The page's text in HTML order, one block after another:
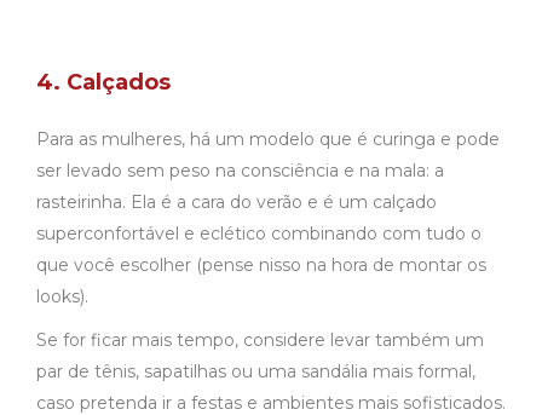
4. Calçados
Para as mulheres, há um modelo que é curinga e pode
ser levado sem peso na consciência e na mala: a
rasteirinha. Ela é a cara do verão e é um calçado
superconfortável e eclético combinando com tudo o
que você escolher (pense nisso na hora de montar os
looks).
Se for ficar mais tempo, considere levar também um
par de tênis, sapatilhas ou uma sandália mais formal,
caso pretenda ir a festas e ambientes mais sofisticados.